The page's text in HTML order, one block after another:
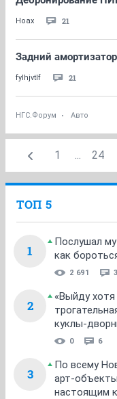
Ноах 21
Задний
fylhjvtlf 21
НГС.Форум Авто
1 ... 24
ТОП 5
1
Послушал
как
2 691
2
«Выйду
куклы-
0 6
3
По всему
арт-
настоящим